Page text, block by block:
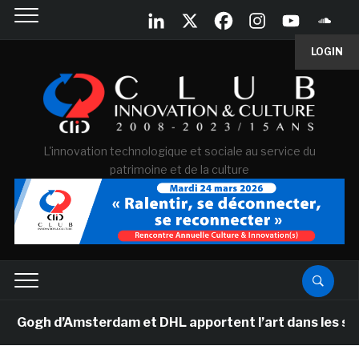
LOGIN
L'innovation technologique et sociale au service du
patrimoine et de la culture
d’Amsterdam et DHL apportent l’art dans les